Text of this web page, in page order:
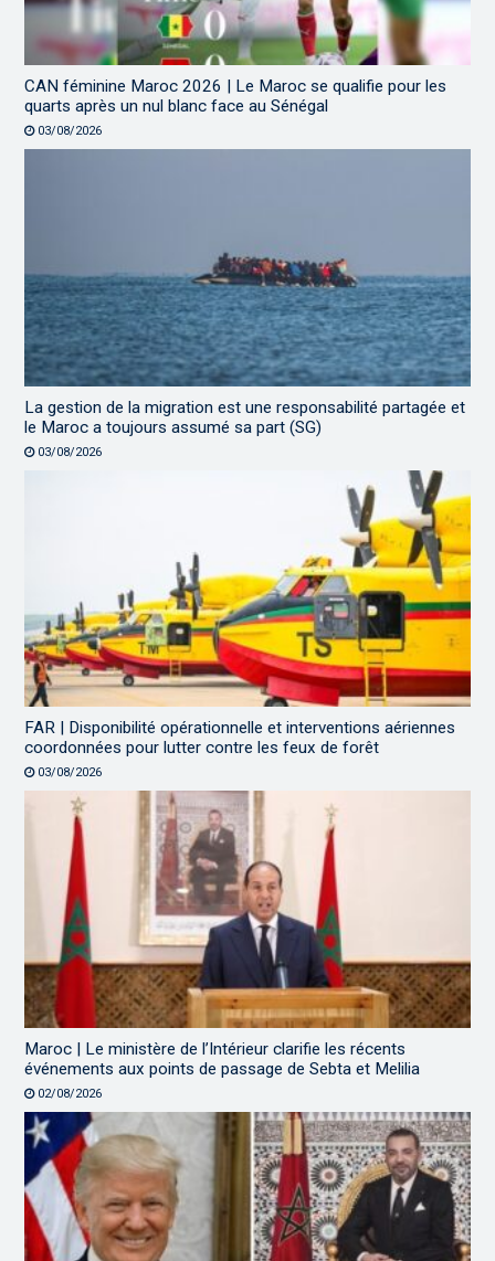
CAN féminine Maroc 2026 | Le Maroc se qualifie pour les
quarts après un nul blanc face au Sénégal
03/08/2026
La gestion de la migration est une responsabilité partagée et
le Maroc a toujours assumé sa part (SG)
03/08/2026
FAR | Disponibilité opérationnelle et interventions aériennes
coordonnées pour lutter contre les feux de forêt
03/08/2026
Maroc | Le ministère de l’Intérieur clarifie les récents
événements aux points de passage de Sebta et Melilia
02/08/2026